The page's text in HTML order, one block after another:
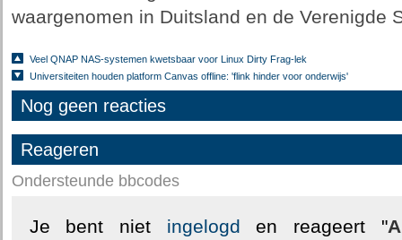
waargenomen in Duitsland en de Verenigde
Veel QNAP NAS-systemen kwetsbaar voor Linux Dirty Frag-lek
Universiteiten houden platform Canvas offline: 'flink hinder voor onderwijs'
Nog geen reacties
Reageren
Ondersteunde bbcodes
Je bent niet ingelogd en reageert "